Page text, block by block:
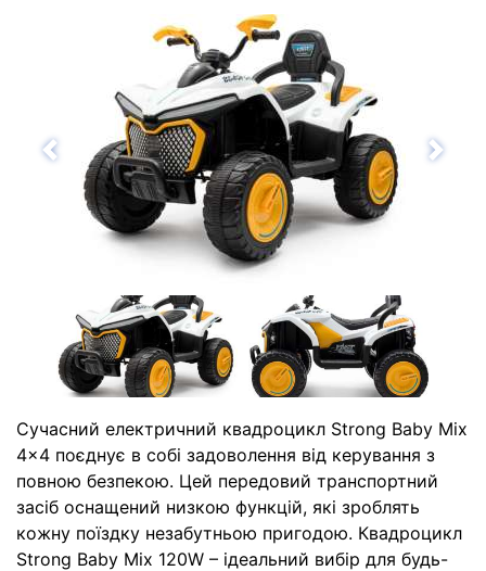
Назад
Сучасний електричний квадроцикл Strong Baby Mix
4x4 поєднує в собі задоволення від керування з
повною безпекою. Цей передовий транспортний
засіб оснащений низкою функцій, які зроблять
кожну поїздку незабутньою пригодою. Квадроцикл
Strong Baby Mix 120W – ідеальний вибір для будь-